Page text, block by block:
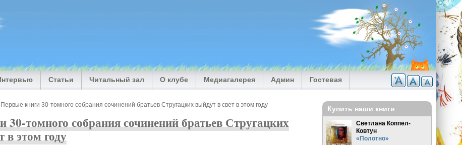
Статьи Читальный зал О клубе Медиагалерея Админ Гостевая
Первые книги 30-томного собрания сочинений братьев Стругацких выйдут в свет в этом году
30-томного собрания сочинений братьев Стругацких
в этом году
Купить наши книги
Светлана Коппел-
Ковтун
«Полотно»